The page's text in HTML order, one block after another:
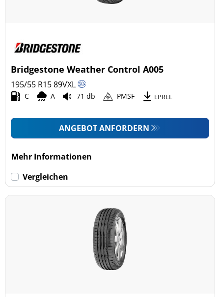
Bridgestone Weather Control A005
195/55 R1589VXL
C A 71 db PMSF EPREL
ANGEBOT ANFORDERN
Mehr Informationen
Vergleichen